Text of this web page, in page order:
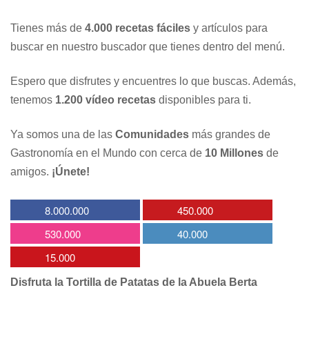
Tienes más de 4.000 recetas fáciles y artículos para
buscar en nuestro buscador que tienes dentro del menú.
Espero que disfrutes y encuentres lo que buscas. Además,
tenemos 1.200 vídeo recetas disponibles para ti.
Ya somos una de las Comunidades más grandes de
Gastronomía en el Mundo con cerca de 10 Millones de
amigos. ¡Únete!
8.000.000
450.000
530.000
40.000
15.000
Disfruta la Tortilla de Patatas de la Abuela Berta